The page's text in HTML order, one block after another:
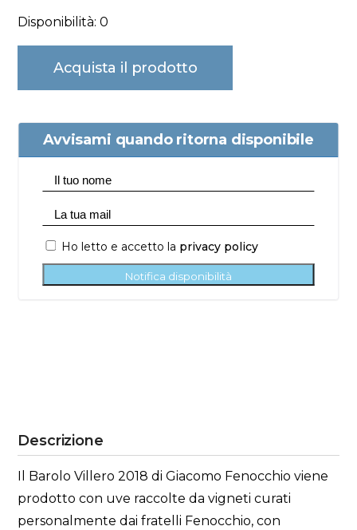
Disponibilità: 0
Acquista il prodotto
Avvisami quando ritorna disponibile
Ho letto e accetto la privacy policy
Notifica disponibilità
Descrizione
Il Barolo Villero 2018 di Giacomo Fenocchio viene
prodotto con uve raccolte da vigneti curati
personalmente dai fratelli Fenocchio, con